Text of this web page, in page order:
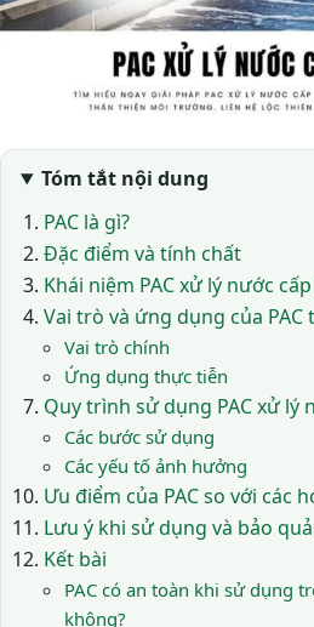
Tóm tắt nội dung
PAC là gì?
Đặc điểm và tính chất
Khái niệm PAC xử lý nước
Vai trò và ứng dụng của
Vai trò chính
Ứng dụng thực tiễn
Quy trình sử dụng PAC xử lý
Các bước sử dụng
Các yếu tố ảnh hưởng
Ưu điểm của PAC so với các
Lưu ý khi sử dụng và bảo
Kết bài
PAC có an toàn khi sử dụng
không?